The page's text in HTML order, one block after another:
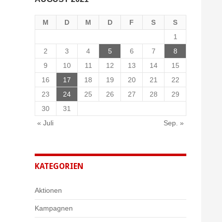
M D M D F S
S
1
2
3 4 5 6 7
8
9
10 11 12 13 14
15
16
17 18 19 20 21
22
23
24 25 26 27 28
29
30
31
« Juli
Sep. »
KATEGORIEN
Aktionen
Kampagnen